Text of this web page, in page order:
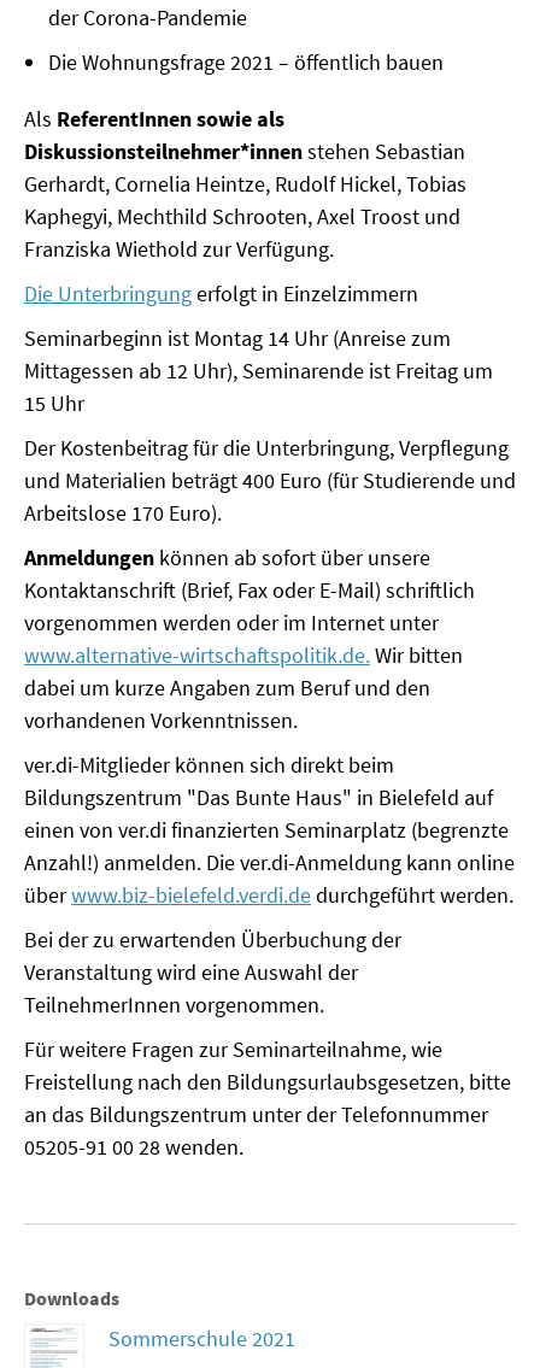
SOMMERSCHULE 2014
SOMMERSCHULE 2013
SOMMERSCHULE 2012
SOMMERSCHULE 2011
SOMMERSCHULE 2010
SOMMERSCHULE 2009
SOMMERSCHULE 2008
SOMMERSCHULE 2007
Über uns
Kontakt
Termine
Newsletter
Suche
Veröffentlichungen unserer Mitglieder
der Corona-Pandemie
Die Wohnungsfrage 2021 – öffentlich bauen
Als ReferentInnen sowie als
Diskussionsteilnehmer*innenstehen Sebastian
Gerhardt, Cornelia Heintze, Rudolf Hickel, Tobias
Kaphegyi, Mechthild Schrooten, Axel Troost und
Franziska Wiethold zur Verfügung.
Die Unterbringungerfolgt in Einzelzimmern
Seminarbeginn ist Montag 14 Uhr (Anreise zum
Mittagessen ab 12 Uhr), Seminarende ist Freitag um
15 Uhr
Der Kostenbeitrag für die Unterbringung, Verpflegung
und Materialien beträgt 400 Euro (für Studierende und
Arbeitslose 170 Euro).
Anmeldungen können ab sofort über unsere
Kontaktanschrift (Brief, Fax oder E-Mail) schriftlich
vorgenommen werden oder im Internet unter
www.alternative-wirtschaftspolitik.de.Wir bitten
dabei um kurze Angaben zum Beruf und den
vorhandenen Vorkenntnissen.
ver.di-Mitglieder können sich direkt beim
Bildungszentrum "Das Bunte Haus" in Bielefeld auf
einen von ver.di finanzierten Seminarplatz (begrenzte
Anzahl!) anmelden. Die ver.di-Anmeldung kann online
überwww.biz-bielefeld.verdi.dedurchgeführt werden.
Bei der zu erwartenden Überbuchung der
Veranstaltung wird eine Auswahl der
TeilnehmerInnen vorgenommen.
Für weitere Fragen zur Seminarteilnahme, wie
Freistellung nach den Bildungsurlaubsgesetzen, bitte
an das Bildungszentrum unter der Telefonnummer
05205-91 00 28 wenden.
Downloads
Sommerschule 2021